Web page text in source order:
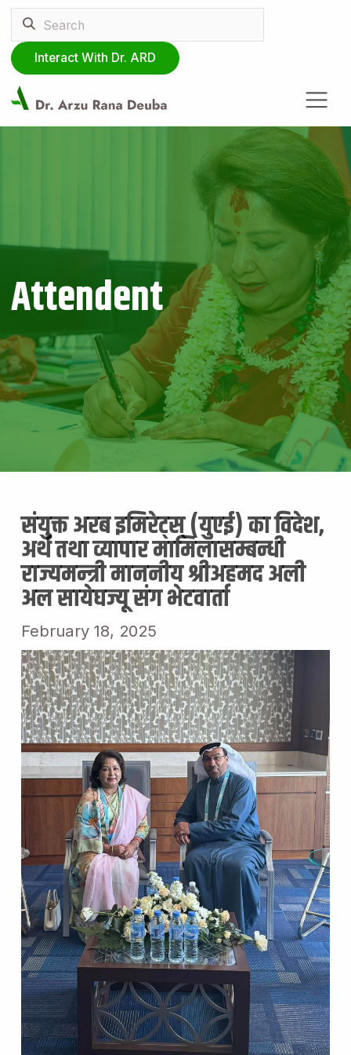
Interact With Dr. ARD
Attendent
संयुक्त अरब इमिरेट्स् (युएई) का विदेश,
अर्थ तथा व्यापार मामिलासम्बन्धी
राज्यमन्त्री माननीय श्रीअहमद अली
अल सायेघज्यू संग भेटवार्ता
February 18, 2025